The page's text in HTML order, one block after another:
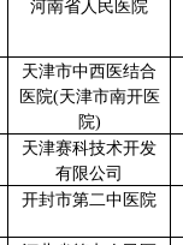
河南省人民医院
天津市中西医结合
医院(天津市南开医
院)
天津赛科技术开发
有限公司
开封市第二中医院